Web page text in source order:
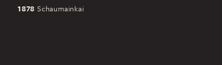
1878 Schaumainkai